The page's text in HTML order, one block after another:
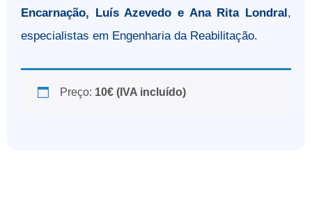
Encarnação, Luís Azevedo e Ana Rita Londral ,
especialistas em Engenharia da Reabilitação.
Preço: 10€ (IVA incluído)